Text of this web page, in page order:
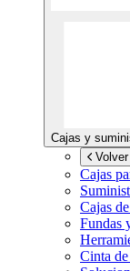
Cajas y
Cajas
Cajas
Fundas
Cinta